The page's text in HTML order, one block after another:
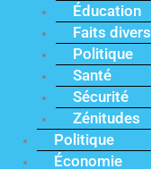
Éducation
Faits divers
Politique
Santé
Sécurité
Zénitudes
Politique
Économie